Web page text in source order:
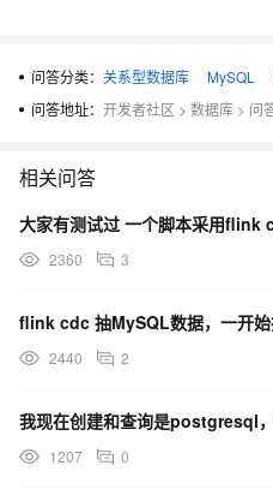
问答分类： 关系型数据库 MySQL
问答地址： 开发者社区 > 数据库 > 问
相关问答
2360 3
2440 2
1207 0